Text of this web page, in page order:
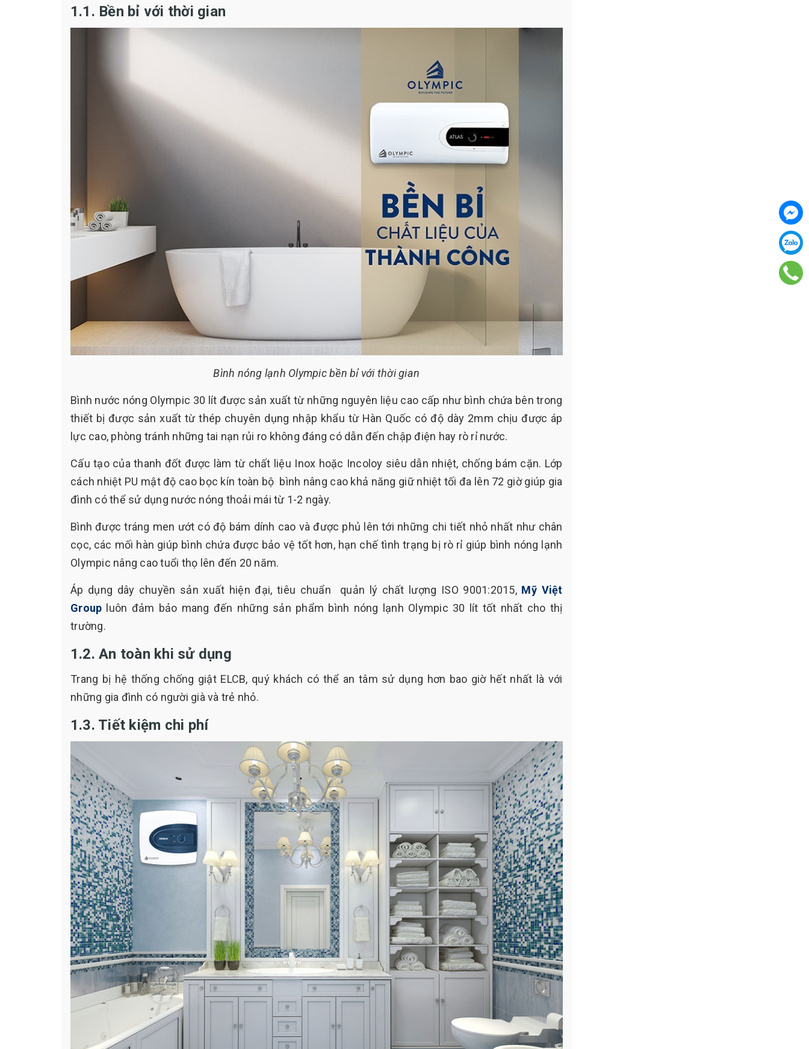
1.1. Bền bỉ với thời gian
Bình nóng lạnh Olympic bền bỉ với thời gian
Bình nước nóng Olympic 30 lít được sản xuất từ những nguyên liệu cao cấp như bình chứa bên trong
thiết bị được sản xuất từ thép chuyên dụng nhập khẩu từ Hàn Quốc có độ dày 2mm chịu được áp
lực cao, phòng tránh những tai nạn rủi ro không đáng có dẫn đến chập điện hay rò rỉ nước.
Cấu tạo của thanh đốt được làm từ chất liệu Inox hoặc Incoloy siêu dẫn nhiệt, chống bám cặn. Lớp
cách nhiệt PU mật độ cao bọc kín toàn bộ bình nâng cao khả năng giữ nhiệt tối đa lên 72 giờ giúp gia
đình có thể sử dụng nước nóng thoải mái từ 1-2 ngày.
Bình được tráng men ướt có độ bám dính cao và được phủ lên tới những chi tiết nhỏ nhất như chân
cọc, các mối hàn giúp bình chứa được bảo vệ tốt hơn, hạn chế tình trạng bị rò rỉ giúp bình nóng lạnh
Olympic nâng cao tuổi thọ lên đến 20 năm.
Áp dụng dây chuyền sản xuất hiện đại, tiêu chuẩn quản lý chất lượng ISO 9001:2015, Mỹ Việt
Group luôn đảm bảo mang đến những sản phẩm bình nóng lạnh Olympic 30 lít tốt nhất cho thị
trường.
1.2. An toàn khi sử dụng
Trang bị hệ thống chống giật ELCB, quý khách có thể an tâm sử dụng hơn bao giờ hết nhất là với
những gia đình có người già và trẻ nhỏ.
1.3. Tiết kiệm chi phí